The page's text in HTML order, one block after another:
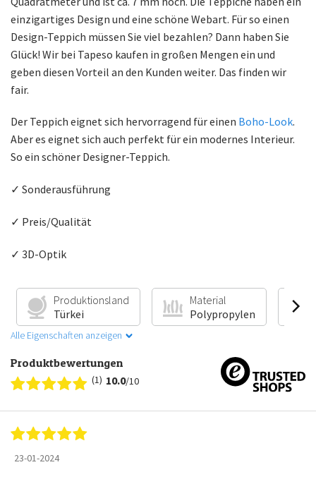
einzigartiges Design und eine schöne Webart. Für so einen
Design-Teppich müssen Sie viel bezahlen? Dann haben Sie
Glück! Wir bei Tapeso kaufen in großen Mengen ein und
geben diesen Vorteil an den Kunden weiter. Das finden wir
fair.
Der Teppich eignet sich hervorragend für einen Boho-Look.
Aber es eignet sich auch perfekt für ein modernes Interieur.
So ein schöner Designer-Teppich.
✓ Sonderausführung
✓ Preis/Qualität
✓ 3D-Optik
Produktionsland
Türkei
Material
Polypropylen
Alle Eigenschaften anzeigen
Produktbewertungen
(1) 10.0/10
23-01-2024